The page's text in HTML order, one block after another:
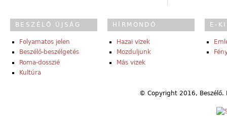
BESZÉLŐ ÚJSÁG
Folyamatos jelen
Beszélő-beszélgetés
Roma-dosszié
Kultúra
HÍRMONDÓ
Hazai vizek
Mozduljunk
Más vizek
E-
© Copyright 2016,